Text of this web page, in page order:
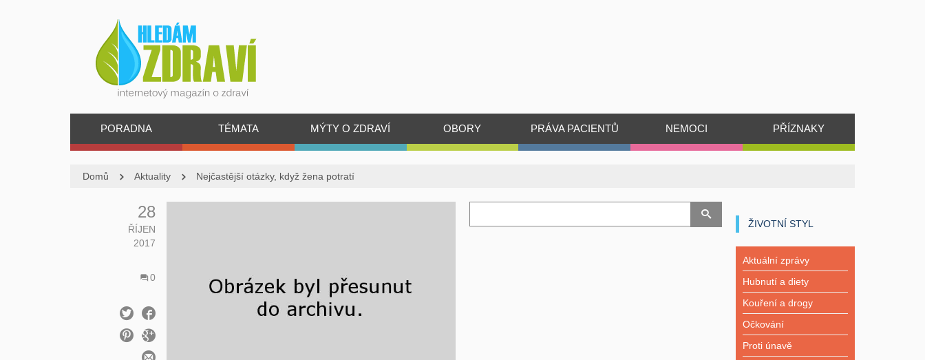
PORADNA TÉMATA MÝTY O ZDRAVÍ OBORY PRÁVA PACIENTŮ NEMOCI PŘÍZNAKY
Domů Aktuality Nejčastější otázky, když žena potratí
28
ŘÍJEN
2017
0
ŽIVOTNÍ STYL
Aktuální zprávy
Hubnutí a diety
Kouření a drogy
Očkování
Proti únavě